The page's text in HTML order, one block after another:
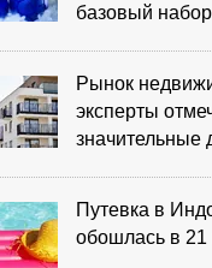
базовый
Рынок
эксперты
значительные
Путевка в
обошлась в 21